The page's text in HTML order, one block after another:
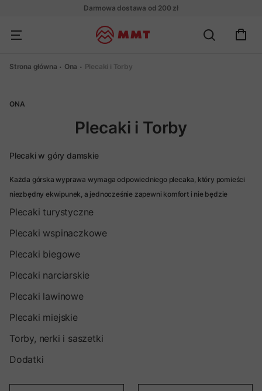
Darmowa dostawa od 200 zł
Strona główna Ona Plecaki i Torby
ONA
Plecaki i Torby
Plecaki w góry damskie
Każda górska wyprawa wymaga odpowiedniego plecaka, który pomieści
niezbędny ekwipunek, a jednocześnie zapewni komfort i nie będzie
przeszkadzać podczas ruchu. Oferujemy szeroki wybór plecaków
trekkingowy damski na każdą wędrówkę.
Plecaki turystyczne
Plecaki wspinaczkowe
Plecaki biegowe
Plecaki narciarskie
Plecaki lawinowe
Plecaki miejskie
Torby, nerki i saszetki
Dodatki